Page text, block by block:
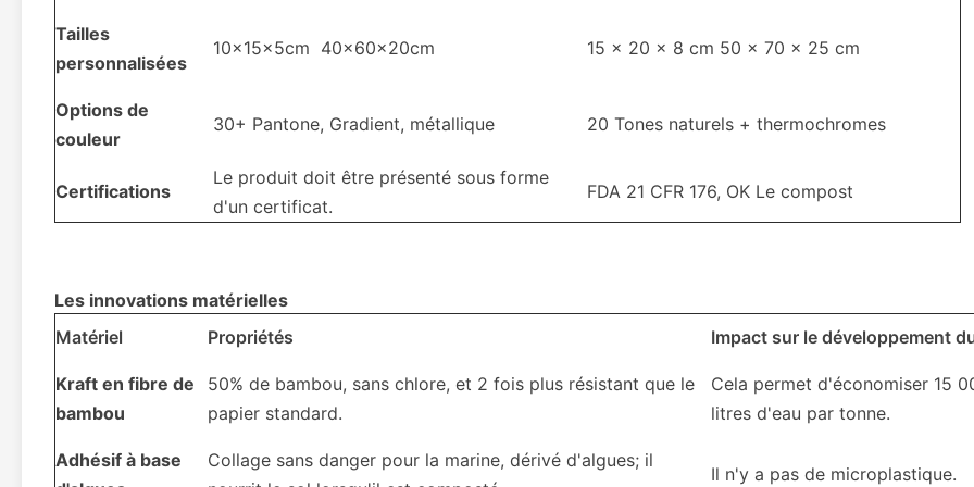
Tailles
personnalisées
10x15x5cm ️ 40x60x20cm 15 x 20 x 8 cm 50 x 70 x 25 cm
Options de
couleur
30+ Pantone, Gradient, métallique 20 Tones naturels + thermochromes
Certifications
Le produit doit être présenté sous forme
d'un certificat.
FDA 21 CFR 176, OK Le compost
Les innovations matérielles
Matériel
Propriétés Impact sur le développement
Kraft en fibre de
bambou
50% de bambou, sans chlore, et 2 fois plus résistant que le
papier standard.
Cela permet d'économiser 15
litres d'eau par tonne.
Adhésif à base
Collage sans danger pour la marine, dérivé d'algues; il
Il n'y a pas de microplastique.